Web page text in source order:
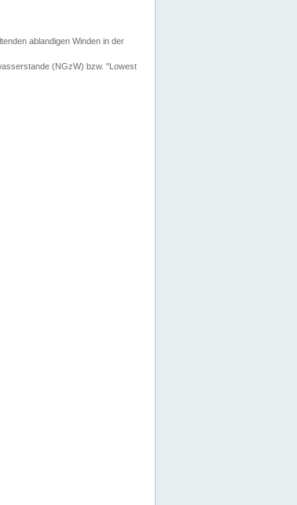
ablandigen Winden in der
(NGzW) bzw. "Lowest